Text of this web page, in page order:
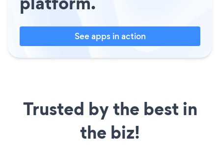
See apps in action
Trusted by the best in
the biz!